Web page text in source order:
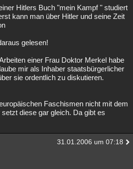
Allmystery English
Hitlers Buch "mein Kampf " studiert
kann man über Hitler und seine Zeit
gelesen!
einer Frau Doktor Merkel habe
mir als Inhaber staatsbürgerlicher
sie ordentlich zu diskutieren.
Faschismen nicht mit dem
diese gar gleich. Da gibt es
31.01.2006 um 07:18